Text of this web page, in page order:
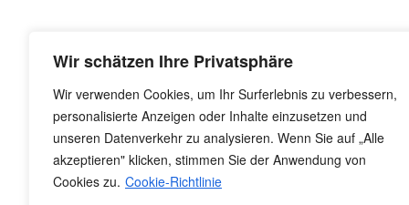
Wir schätzen Ihre Privatsphäre
Wir verwenden Cookies, um Ihr Surferlebnis zu verbessern,
personalisierte Anzeigen oder Inhalte einzusetzen und
unseren Datenverkehr zu analysieren. Wenn Sie auf „Alle
akzeptieren" klicken, stimmen Sie der Anwendung von
Cookies zu. Cookie-Richtlinie